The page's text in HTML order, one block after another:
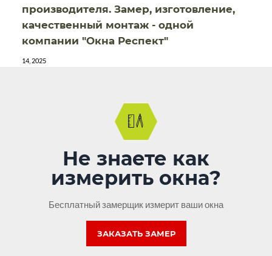
производителя. Замер, изготовление,
качественный монтаж - одной
компании "Окна Респект"
14, 2025
Не знаете как
измерить окна?
Бесплатный замерщик измерит ваши окна
ЗАКАЗАТЬ ЗАМЕР